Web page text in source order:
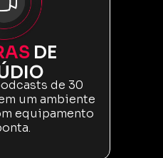
DE
de 30
um ambiente
equipamento